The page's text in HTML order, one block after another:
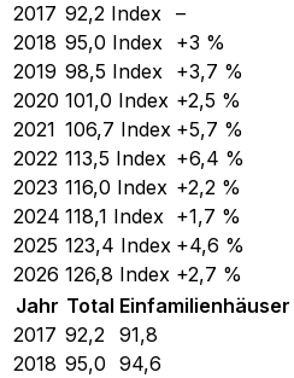
2017 92,2 Index –
2018 95,0 Index +3 %
2019 98,5 Index +3,7 %
2020 101,0 Index +2,5 %
2021 106,7 Index +5,7 %
2022 113,5 Index +6,4 %
2023 116,0 Index +2,2 %
2024 118,1 Index +1,7 %
2025 123,4 Index +4,6 %
2026 126,8 Index +2,7 %
Jahr Total Einfamilienhäuser
2017 92,2 91,8
2018 95,0 94,6